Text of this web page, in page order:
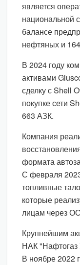
является
национальной
балансе
нефтяных и
В 2024 году
активами
сделку с Shell
покупке сети
663 АЗК.
Компания
формата
С февраля
топливные
которые
лицам через
Крупнейшим
НАК "Нафтогаз
В ноябре 2022